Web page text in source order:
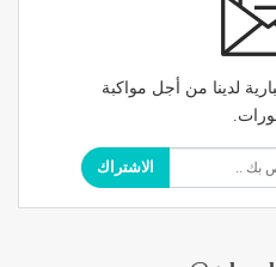
لدينا من أجل مواكبة
الاشتراك